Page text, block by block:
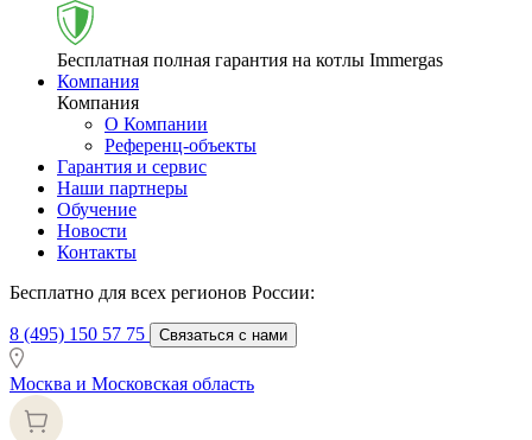
Бесплатная полная гарантия на котлы Immergas
Компания
Компания
О Компании
Референц-объекты
Гарантия и сервис
Наши партнеры
Обучение
Новости
Контакты
Бесплатно для всех регионов России:
8 (495) 150 57 75 Связаться с нами
Москва и Московская область